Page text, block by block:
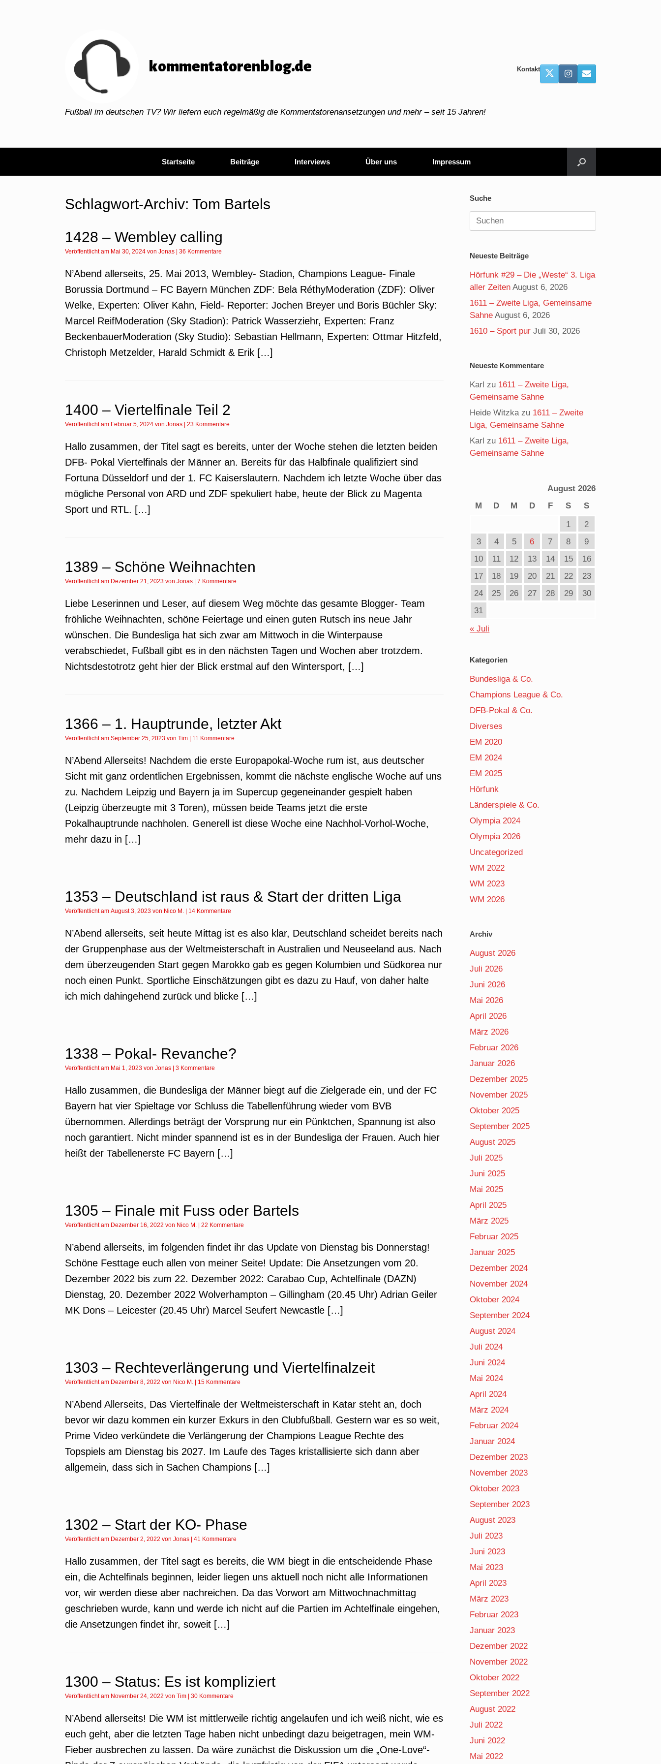
kommentatorenblog.de
Fußball im deutschen TV? Wir liefern euch regelmäßig die Kommentatorenansetzungen und mehr – seit 15 Jahren!
Kontakt
Startseite Beiträge Interviews Über uns Impressum
Schlagwort-Archiv: Tom Bartels
1428 – Wembley calling
Veröffentlicht am Mai 30, 2024 von Jonas 36 Kommentare
N’Abend allerseits, 25. Mai 2013, Wembley- Stadion, Champions League- Finale
Borussia Dortmund – FC Bayern München ZDF: Bela RéthyModeration (ZDF): Oliver
Welke, Experten: Oliver Kahn, Field- Reporter: Jochen Breyer und Boris Büchler Sky:
Marcel ReifModeration (Sky Stadion): Patrick Wasserziehr, Experten: Franz
BeckenbauerModeration (Sky Studio): Sebastian Hellmann, Experten: Ottmar Hitzfeld,
Christoph Metzelder, Harald Schmidt & Erik […]
1400 – Viertelfinale Teil 2
Veröffentlicht am Februar 5, 2024 von Jonas 23 Kommentare
Hallo zusammen, der Titel sagt es bereits, unter der Woche stehen die letzten beiden
DFB- Pokal Viertelfinals der Männer an. Bereits für das Halbfinale qualifiziert sind
Fortuna Düsseldorf und der 1. FC Kaiserslautern. Nachdem ich letzte Woche über das
mögliche Personal von ARD und ZDF spekuliert habe, heute der Blick zu Magenta
Sport und RTL. […]
1389 – Schöne Weihnachten
Veröffentlicht am Dezember 21, 2023 von Jonas 7 Kommentare
Liebe Leserinnen und Leser, auf diesem Weg möchte das gesamte Blogger- Team
fröhliche Weihnachten, schöne Feiertage und einen guten Rutsch ins neue Jahr
wünschen. Die Bundesliga hat sich zwar am Mittwoch in die Winterpause
verabschiedet, Fußball gibt es in den nächsten Tagen und Wochen aber trotzdem.
Nichtsdestotrotz geht hier der Blick erstmal auf den Wintersport, […]
1366 – 1. Hauptrunde, letzter Akt
Veröffentlicht am September 25, 2023 von Tim 11 Kommentare
N’Abend Allerseits! Nachdem die erste Europapokal-Woche rum ist, aus deutscher
Sicht mit ganz ordentlichen Ergebnissen, kommt die nächste englische Woche auf uns
zu. Nachdem Leipzig und Bayern ja im Supercup gegeneinander gespielt haben
(Leipzig überzeugte mit 3 Toren), müssen beide Teams jetzt die erste
Pokalhauptrunde nachholen. Generell ist diese Woche eine Nachhol-Vorhol-Woche,
mehr dazu in […]
1353 – Deutschland ist raus & Start der dritten Liga
Veröffentlicht am August 3, 2023 von Nico M. 14 Kommentare
N’Abend allerseits, seit heute Mittag ist es also klar, Deutschland scheidet bereits nach
der Gruppenphase aus der Weltmeisterschaft in Australien und Neuseeland aus. Nach
dem überzeugenden Start gegen Marokko gab es gegen Kolumbien und Südkorea nur
noch einen Punkt. Sportliche Einschätzungen gibt es dazu zu Hauf, von daher halte
ich mich dahingehend zurück und blicke […]
1338 – Pokal- Revanche?
Veröffentlicht am Mai 1, 2023 von Jonas 3 Kommentare
Hallo zusammen, die Bundesliga der Männer biegt auf die Zielgerade ein, und der FC
Bayern hat vier Spieltage vor Schluss die Tabellenführung wieder vom BVB
übernommen. Allerdings beträgt der Vorsprung nur ein Pünktchen, Spannung ist also
noch garantiert. Nicht minder spannend ist es in der Bundesliga der Frauen. Auch hier
heißt der Tabellenerste FC Bayern […]
1305 – Finale mit Fuss oder Bartels
Veröffentlicht am Dezember 16, 2022 von Nico M. 22 Kommentare
N’abend allerseits, im folgenden findet ihr das Update von Dienstag bis Donnerstag!
Schöne Festtage euch allen von meiner Seite! Update: Die Ansetzungen vom 20.
Dezember 2022 bis zum 22. Dezember 2022: Carabao Cup, Achtelfinale (DAZN)
Dienstag, 20. Dezember 2022 Wolverhampton – Gillingham (20.45 Uhr) Adrian Geiler
MK Dons – Leicester (20.45 Uhr) Marcel Seufert Newcastle […]
1303 – Rechteverlängerung und Viertelfinalzeit
Veröffentlicht am Dezember 8, 2022 von Nico M. 15 Kommentare
N’Abend Allerseits, Das Viertelfinale der Weltmeisterschaft in Katar steht an, doch
bevor wir dazu kommen ein kurzer Exkurs in den Clubfußball. Gestern war es so weit,
Prime Video verkündete die Verlängerung der Champions League Rechte des
Topspiels am Dienstag bis 2027. Im Laufe des Tages kristallisierte sich dann aber
allgemein, dass sich in Sachen Champions […]
1302 – Start der KO- Phase
Veröffentlicht am Dezember 2, 2022 von Jonas 41 Kommentare
Hallo zusammen, der Titel sagt es bereits, die WM biegt in die entscheidende Phase
ein, die Achtelfinals beginnen, leider liegen uns aktuell noch nicht alle Informationen
vor, wir werden diese aber nachreichen. Da das Vorwort am Mittwochnachmittag
geschrieben wurde, kann und werde ich nicht auf die Partien im Achtelfinale eingehen,
die Ansetzungen findet ihr, soweit […]
1300 – Status: Es ist kompliziert
Veröffentlicht am November 24, 2022 von Tim 30 Kommentare
N’Abend allerseits! Die WM ist mittlerweile richtig angelaufen und ich weiß nicht, wie es
euch geht, aber die letzten Tage haben nicht unbedingt dazu beigetragen, mein WM-
Fieber ausbrechen zu lassen. Da wäre zunächst die Diskussion um die „One-Love“-
Suche
Suchen
nach:
Neueste Beiträge
Hörfunk #29 – Die „Weste“ 3. Liga
aller Zeiten August 6, 2026
1611 – Zweite Liga, Gemeinsame
Sahne August 6, 2026
1610 – Sport pur Juli 30, 2026
Neueste Kommentare
Karl zu 1611 – Zweite Liga,
Gemeinsame Sahne
Heide Witzkazu 1611 – Zweite
Liga, Gemeinsame Sahne
Karl zu 1611 – Zweite Liga,
Gemeinsame Sahne
August 2026
M
D M D F S
S
1
2
3
4 5 6 7 8
9
10
11 12 13 14 15
16
17
18 19 20 21 22
23
24
25 26 27 28 29
30
31
« Juli
Kategorien
Bundesliga & Co.
Champions League & Co.
DFB-Pokal & Co.
Diverses
EM 2020
EM 2024
EM 2025
Hörfunk
Länderspiele & Co.
Olympia 2024
Olympia 2026
Uncategorized
WM 2022
WM 2023
WM 2026
Archiv
August 2026
Juli 2026
Juni 2026
Mai 2026
April 2026
März 2026
Februar 2026
Januar 2026
Dezember 2025
November 2025
Oktober 2025
September 2025
August 2025
Juli 2025
Juni 2025
Mai 2025
April 2025
März 2025
Februar 2025
Januar 2025
Dezember 2024
November 2024
Oktober 2024
September 2024
August 2024
Juli 2024
Juni 2024
Mai 2024
April 2024
März 2024
Februar 2024
Januar 2024
Dezember 2023
November 2023
Oktober 2023
September 2023
August 2023
Juli 2023
Juni 2023
Mai 2023
April 2023
März 2023
Februar 2023
Januar 2023
Dezember 2022
November 2022
Oktober 2022
September 2022
August 2022
Juli 2022
Juni 2022
Mai 2022